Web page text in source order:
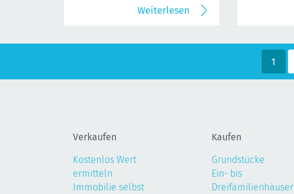
Weiterlesen
1
Verkaufen
Kostenlos Wert
ermitteln
Immobilie selbst
Kaufen
Grundstücke
Ein- bis
Dreifamilienhäuser